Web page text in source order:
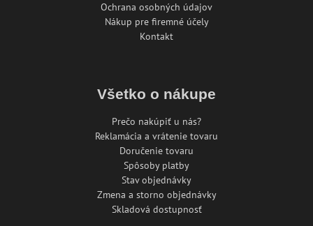
Ochrana osobných údajov
Nákup pre firemné účely
Kontakt
Všetko o nákupe
Prečo nakúpiť u nás?
Reklamácia a vrátenie tovaru
Doručenie tovaru
Spôsoby platby
Stav objednávky
Zmena a storno objednávky
Skladová dostupnosť